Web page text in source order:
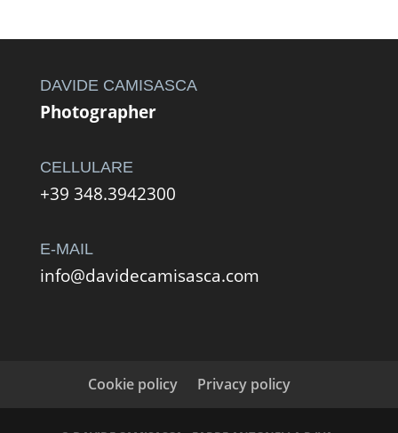
da
a
DAVIDE CAMISASCA
Photographer
CELLULARE
+39 348.3942300
E-MAIL
info@davidecamisasca.com
Cookie policy Privacy policy